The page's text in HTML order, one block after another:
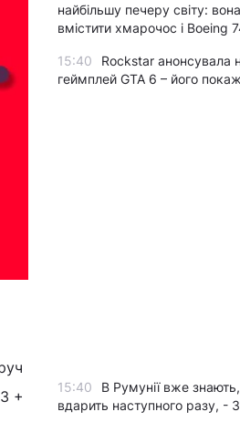
+
найбільшу печеру світу:
вмістити хмарочос і Boeing
15:40
Rockstar анонсувала
геймплей GTA 6 – його
15:40
В Румунії вже
вдарить наступного разу, -